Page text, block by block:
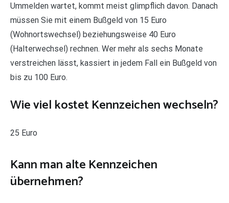
Ummelden wartet, kommt meist glimpflich davon. Danach
müssen Sie mit einem Bußgeld von 15 Euro
(Wohnortswechsel) beziehungsweise 40 Euro
(Halterwechsel) rechnen. Wer mehr als sechs Monate
verstreichen lässt, kassiert in jedem Fall ein Bußgeld von
bis zu 100 Euro.
Wie viel kostet Kennzeichen wechseln?
25 Euro
Kann man alte Kennzeichen
übernehmen?